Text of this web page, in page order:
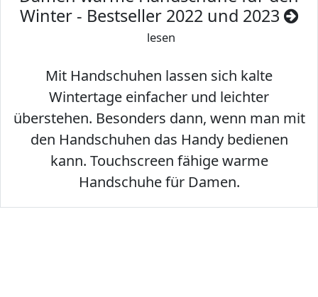
Winter - Bestseller 2022 und 2023
lesen
Mit Handschuhen lassen sich kalte
Wintertage einfacher und leichter
überstehen. Besonders dann, wenn man mit
den Handschuhen das Handy bedienen
kann. Touchscreen fähige warme
Handschuhe für Damen.